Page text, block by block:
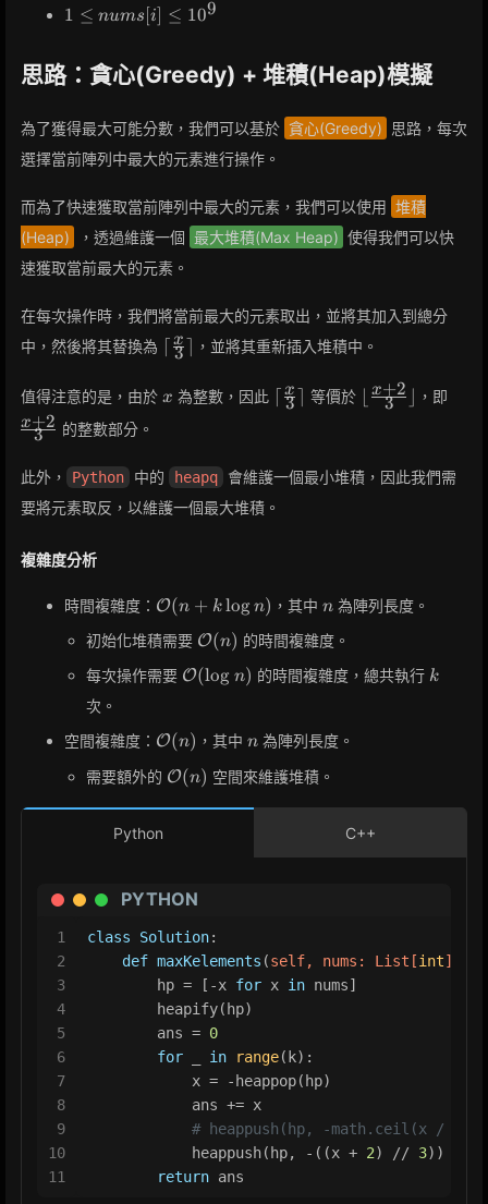
k \leq 10^5
1 \leq
10^9
1 ≤ nums [i] ≤ 109
思路：貪心(Greedy) + 堆積(Heap)模擬
為了獲得最大可能分數，我們可以基於 貪心(Greedy) 思路，每次
選擇當前陣列中最大的元素進行操作。
而為了快速獲取當前陣列中最大的元素，我們可以使用 堆積
(Heap)
，透過維護一個 最大堆積(Max Heap) 使得我們可以快
速獲取當前最大的元素。
在每次操作時，我們將當前最大的元素取出，並將其加入到總分
中，然後將其替換為 \lceil
\frac{x}
{3}
\rceil
⌈3
x⌉ ，並將其重新插入堆積中。
值得注意的是，由於 x
x 為整數，因此 \lceil
\frac{x}
⌈3
x⌉ 等價於 \lfloor
\frac{x
\rfloor
⌊ 3
x+2 ⌋ ，即
3
x+2 的整數部分。
此外， Python 中的 heapq
會維護一個最小堆積，因此我們需
要將元素取反，以維護一個最大堆積。
複雜度分析
時間複雜度： \mathcal{O}
(n + k \log
n)
O(n + k log n) ，其中n
n 為陣列長度。
初始化堆積需要 \mathcal{O}
(n)
O(n) 的時間複雜度。
每次操作需要 \mathcal{O}
O(log n) 的時間複雜度，總共執行 k
k
次。
空間複雜度： \mathcal{O}
O(n) ，其中n
n 為陣列長度。
需要額外的 \mathcal{O}
(n)
O(n) 空間來維護堆積。
Python C++
PYTHON
1
2
3
4
5
6
7
8
9
10
11
class Solution:
def maxKelements (self, nums: List [int],
        hp = [-x
for x in nums]
        heapify(hp)
        ans =
0
for
in range(k):
            x = -heappop(hp)
            ans += x
# heappush(hp, -math.ceil(x / 3))
            heappush(hp, -((x +
2) // 3))
return ans